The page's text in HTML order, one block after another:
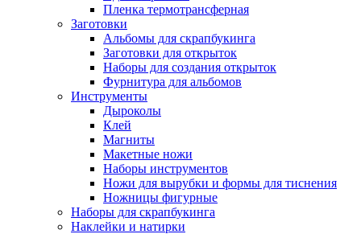
Пленка термотрансферная
Заготовки
Альбомы для скрапбукинга
Заготовки для открыток
Наборы для создания открыток
Фурнитура для альбомов
Инструменты
Дыроколы
Клей
Магниты
Макетные ножи
Наборы инструментов
Ножи для вырубки и формы для тиснения
Ножницы фигурные
Наборы для скрапбукинга
Наклейки и натирки